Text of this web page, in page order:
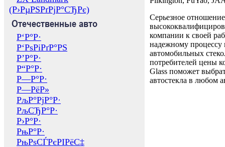
(Р›РµРЅРґРјР°СЂРє)
Отечественные авто
Р‘Р°Р·
Р‘РѕРіРґР°РЅ
Р’Р°Р·
Р“Р°Р·
Р—Р°Р·
Р—РёР»
РљР°РјР°Р·
РљСЂР°Р·
Р›Р°Р·
РњР°Р·
РњРѕСЃРєРІРёС‡
Серьезное отношение
компании к своей
надежному процессу
автомобильных
потребителей цены
Glass поможет
автостекла в любом